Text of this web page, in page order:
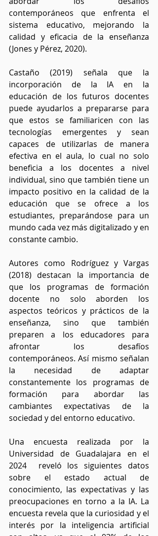
contemporáneos que enfrenta el
sistema educativo, mejorando la
calidad y eficacia de la enseñanza
(Jones y Pérez, 2020).
Castaño (2019) señala que la
incorporación de la IA en la
educación de los futuros docentes
puede ayudarlos a prepararse para
que estos se familiaricen con las
tecnologías emergentes y sean
capaces de utilizarlas de manera
efectiva en el aula, lo cual no solo
beneficia a los docentes a nivel
individual, sino que también tiene un
impacto positivo en la calidad de la
educación que se ofrece a los
estudiantes, preparándose para un
mundo cada vez más digitalizado y en
constante cambio.
Autores como Rodríguez y Vargas
(2018) destacan la importancia de
que los programas de formación
docente no solo aborden los
aspectos teóricos y prácticos de la
enseñanza, sino que también
preparen a los educadores para
afrontar los desafíos
contemporáneos. Así mismo señalan
la necesidad de adaptar
constantemente los programas de
formación para abordar las
cambiantes expectativas de la
sociedad y del entorno educativo.
Una encuesta realizada por la
Universidad de Guadalajara en el
2024  reveló los siguientes datos
sobre el estado actual de
conocimiento, las expectativas y las
preocupaciones en torno a la IA. La
encuesta revela que la curiosidad y el
interés por la inteligencia artificial